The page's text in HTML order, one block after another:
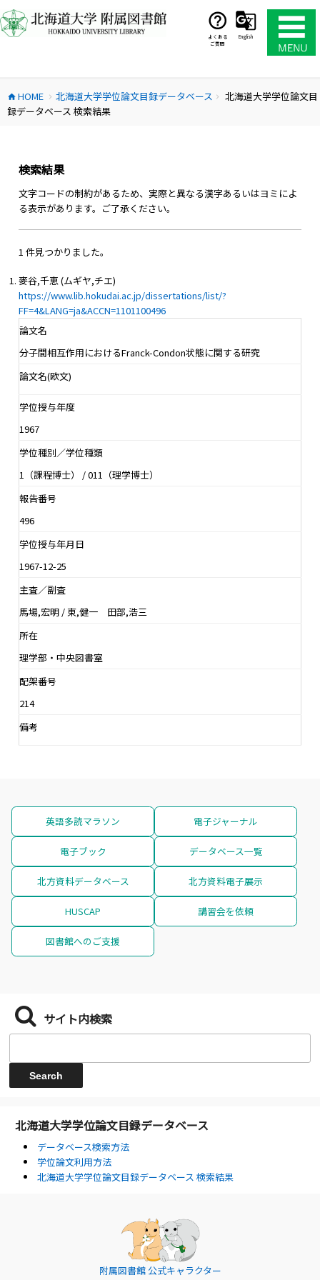
ン
テ
ス
キ
よくある
ご質問
English
home HOME chevron_right 北海道大学学位論文目録データベース chevron_right
北海道大学学位論文目
録データベース 検索結果
検索結果
文字コードの制約があるため、実際と異なる漢字あるいはヨミによ
る表示があります。ご了承ください。
1 件見つかりました。
麥谷,千恵 (ムギヤ,チエ)
https://www.lib.hokudai.ac.jp/dissertations/list/?
FF=4&LANG=ja&ACCN=1101100496
論文名
分子間相互作用におけるFranck-Condon状態に関する研究
論文名(欧文)
学位授与年度
1967
学位種別／学位種類
1（課程博士） / 011（理学博士）
報告番号
496
学位授与年月日
1967-12-25
主査／副査
馬場,宏明 / 東,健一 田部,浩三
所在
理学部・中央図書室
配架番号
214
備考
英語多読マラソン 電子ジャーナル
電子ブック データベース一覧
北方資料データベース 北方資料電子展示
HUSCAP 講習会を依頼
図書館へのご支援
サイト内検索
北海道大学学位論文目録データベース
データベース検索方法
学位論文利用方法
北海道大学学位論文目録データベース 検索結果
附属図書館 公式キャラクター